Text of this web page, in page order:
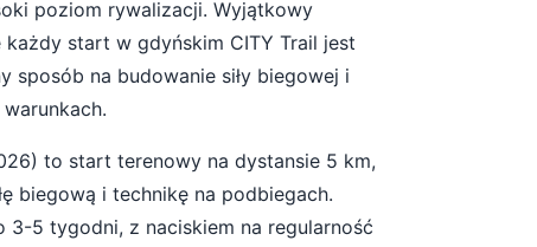
poziom rywalizacji. Wyjątkowy
start w gdyńskim CITY Trail jest
sposób na budowanie siły biegowej i
) to start terenowy na dystansie 5 km,
biegową i technikę na podbiegach.
3-5 tygodni, z naciskiem na regularność